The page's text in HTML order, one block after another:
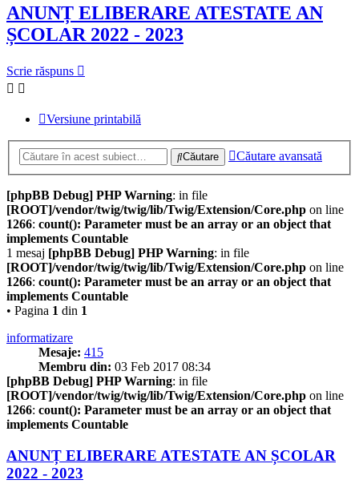
ANUNȚ ELIBERARE ATESTATE AN
ȘCOLAR 2022 - 2023
Scrie răspuns
Versiune printabilă
Căutare Căutare avansată
[phpBB Debug] PHP Warning: in file
[ROOT]/vendor/twig/twig/lib/Twig/Extension/Core.php on line
1266: count(): Parameter must be an array or an object that
implements Countable
1 mesaj [phpBB Debug] PHP Warning: in file
[ROOT]/vendor/twig/twig/lib/Twig/Extension/Core.php on line
1266: count(): Parameter must be an array or an object that
implements Countable
• Pagina 1 din 1
informatizare
Mesaje: 415
Membru din: 03 Feb 2017 08:34
[phpBB Debug] PHP Warning: in file
[ROOT]/vendor/twig/twig/lib/Twig/Extension/Core.php on line
1266: count(): Parameter must be an array or an object that
implements Countable
ANUNȚ ELIBERARE ATESTATE AN ȘCOLAR
2022 - 2023